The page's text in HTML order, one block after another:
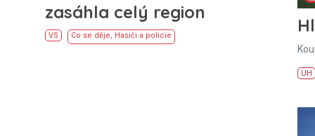
zasáhla celý region
VS Co se děje, Hasiči a policie
UH